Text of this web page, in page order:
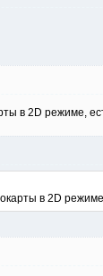
в 2D режиме,
в 2D